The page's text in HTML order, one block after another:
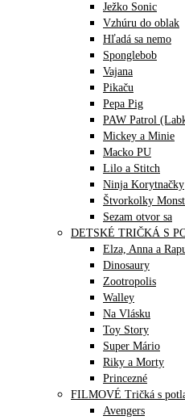
Ježko Sonic
Vzhúru do oblak
Hľadá sa nemo
Sponglebob
Vajana
Pikaču
Pepa Pig
PAW Patrol
Mickey a Minie
Macko PU
Lilo a Stitch
Ninja Korytnačky
Štvorkolky
Sezam otvor sa
DETSKÉ TRIČKÁ S
Elza, Anna a
Dinosaury
Zootropolis
Walley
Na Vlásku
Toy Story
Super Mário
Riky a Morty
Princezné
FILMOVÉ Tričká s
Avengers